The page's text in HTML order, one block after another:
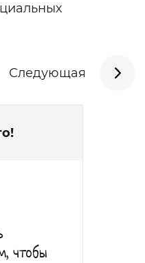
Следующая
чтобы